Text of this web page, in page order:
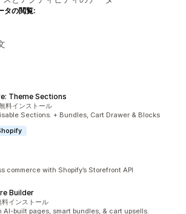
タの閲覧:
Theme Sections
：2717件
料インストール
Sections. + Bundles, Cart Drawer & Blocks
3件
commerce with Shopify’s Storefront API
Builder
：388件
料インストール
AI-built pages, smart bundles, & cart upsells.